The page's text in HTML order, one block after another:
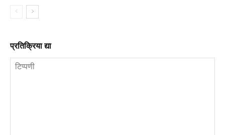
प्रतिक्रिया द्या